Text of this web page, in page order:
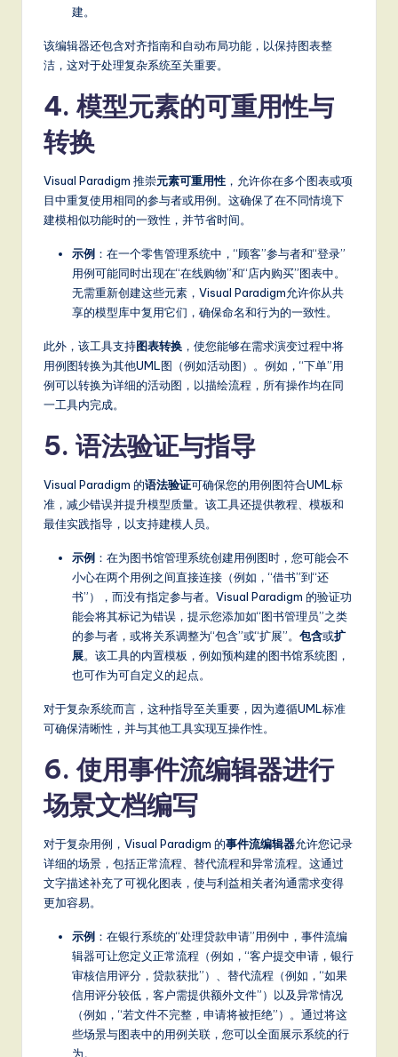
ti
o
建。
该编辑器还包含对齐指南和自动布局功能，以保持图表整
洁，这对于处理复杂系统至关重要。
4. 模型元素的可重用性与
转换
Visual Paradigm 推崇元素可重用性 ，允许你在多个图表或项
目中重复使用相同的参与者或用例。这确保了在不同情境下
建模相似功能时的一致性，并节省时间。
示例 ：在一个零售管理系统中，“顾客”参与者和“登录”
用例可能同时出现在“在线购物”和“店内购买”图表中。
无需重新创建这些元素，Visual Paradigm允许你从共
享的模型库中复用它们，确保命名和行为的一致性。
此外，该工具支持图表转换 ，使您能够在需求演变过程中将
用例图转换为其他UML图（例如活动图）。例如，“下单”用
例可以转换为详细的活动图，以描绘流程，所有操作均在同
一工具内完成。
5. 语法验证与指导
Visual Paradigm 的语法验证可确保您的用例图符合UML标
准，减少错误并提升模型质量。该工具还提供教程、模板和
最佳实践指导，以支持建模人员。
示例 ：在为图书馆管理系统创建用例图时，您可能会不
小心在两个用例之间直接连接（例如，“借书”到“还
书”），而没有指定参与者。Visual Paradigm 的验证功
能会将其标记为错误，提示您添加如“图书管理员”之类
的参与者，或将关系调整为“包含”或“扩展”。 包含或扩
展。该工具的内置模板，例如预构建的图书馆系统图，
也可作为可自定义的起点。
对于复杂系统而言，这种指导至关重要，因为遵循UML标准
可确保清晰性，并与其他工具实现互操作性。
6. 使用事件流编辑器进行
场景文档编写
对于复杂用例，Visual Paradigm 的事件流编辑器允许您记录
详细的场景，包括正常流程、替代流程和异常流程。这通过
文字描述补充了可视化图表，使与利益相关者沟通需求变得
更加容易。
示例 ：在银行系统的“处理贷款申请”用例中，事件流编
辑器可让您定义正常流程（例如，“客户提交申请，银行
审核信用评分，贷款获批”）、替代流程（例如，“如果
信用评分较低，客户需提供额外文件”）以及异常情况
（例如，“若文件不完整，申请将被拒绝”）。通过将这
些场景与图表中的用例关联，您可以全面展示系统的行
为。